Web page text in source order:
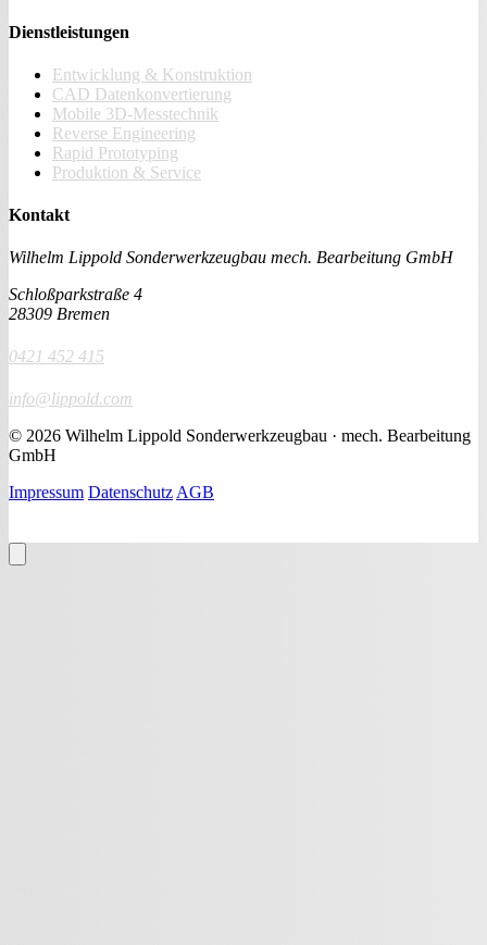
Dienstleistungen
Entwicklung & Konstruktion
CAD Datenkonvertierung
Mobile 3D-Messtechnik
Reverse Engineering
Rapid Prototyping
Produktion & Service
Kontakt
Wilhelm Lippold Sonderwerkzeugbau mech. Bearbeitung GmbH
Schloßparkstraße 4
28309 Bremen
0421 452 415
info@lippold.com
© 2026 Wilhelm Lippold Sonderwerkzeugbau · mech. Bearbeitung
GmbH
Impressum DatenschutzAGB